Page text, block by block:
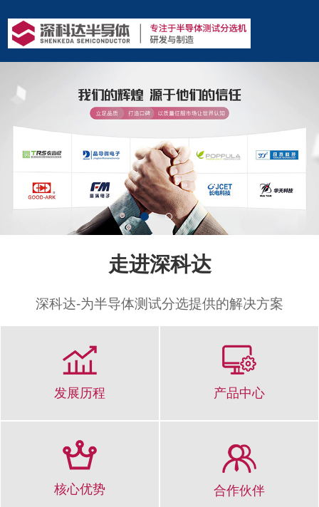
走进深科达
深科达-为半导体测试分选提供的解决方案
发展历程 产品中心
核心优势 合作伙伴